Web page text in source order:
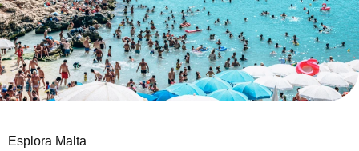
Esplora Malta